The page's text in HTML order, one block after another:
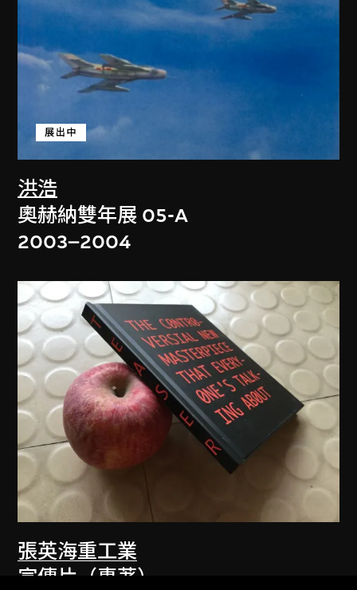
洪浩
展出中
奧赫納雙年展 05-A
2003–2004
張英海重工業
宣傳片（專著）